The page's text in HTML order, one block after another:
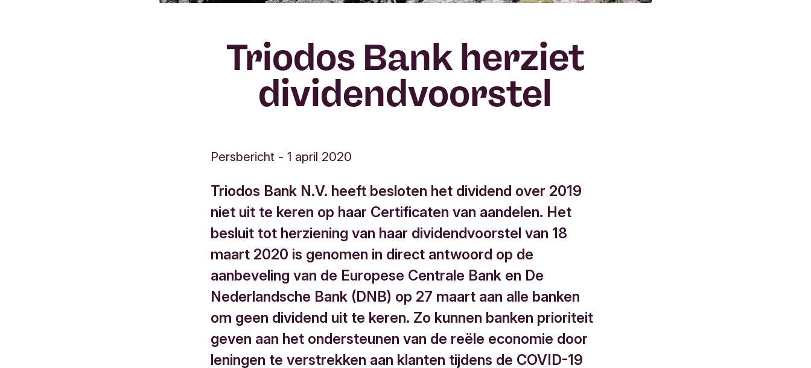
Triodos Bank herziet
dividendvoorstel
Persbericht -1 april 2020
Triodos Bank N.V. heeft besloten het dividend over 2019
niet uit te keren op haar Certificaten van aandelen. Het
besluit tot herziening van haar dividendvoorstel van 18
maart 2020 is genomen in direct antwoord op de
aanbeveling van de Europese Centrale Bank en De
Nederlandsche Bank (DNB) op 27 maart aan alle banken
om geen dividend uit te keren. Zo kunnen banken prioriteit
geven aan het ondersteunen van de reële economie door
leningen te verstrekken aan klanten tijdens de COVID-19